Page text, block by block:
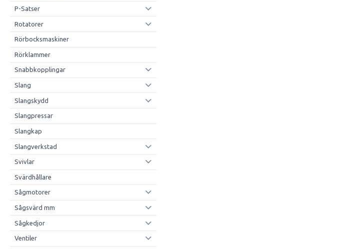
P-Satser
Rotatorer
Rörbocksmaskiner
Rörklammer
Snabbkopplingar
Slang
Slangskydd
Slangpressar
Slangkap
Slangverkstad
Svivlar
Svärdhållare
Sågmotorer
Sågsvärd mm
Sågkedjor
Ventiler